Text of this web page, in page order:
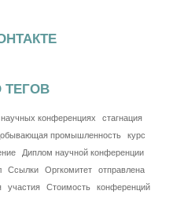
ТЕГОВ
конференциях
стагнация
промышленность
курс
Диплом научной конференции
Ссылки Оргкомитет
отправлена
участия Стоимость
конференций